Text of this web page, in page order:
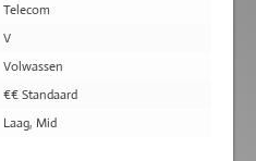
Telecom
V
Volwassen
€€ Standaard
Laag, Mid